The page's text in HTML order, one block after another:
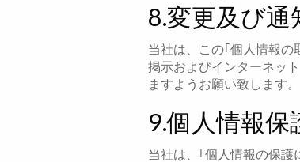
8.変更及び通
当社は、この｢個人情報
掲示およびインターネッ
ますようお願い致します。
9.個人情報
当社は、｢個人情報の保